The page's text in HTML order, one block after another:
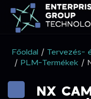
Főoldal / Tervezés-
/ PLM-Termékek /
NX